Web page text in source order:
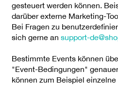
gesteuert werden können.
darüber externe Marketing-
Bei Fragen zu
sich gerne an support-
Bestimmte Events können
"Event-Bedingungen"
können zum Beispiel